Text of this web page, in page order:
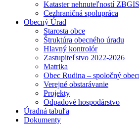
Kataster nehnuteľností ZBGIS
Cezhraničná spolupráca
Obecný Úrad
Starosta obce
Štruktúra obecného úradu
Hlavný kontrolór
Zastupiteľstvo 2022-2026
Matrika
Obec Rudina – spoločný
Verejné obstarávanie
Projekty
Odpadové hospodárstvo
Úradná tabuľa
Dokumenty